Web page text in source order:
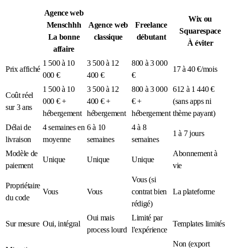
Agence web
Menschhh
La bonne
affaire
Agence web
classique
Freelance
débutant
Wix ou
Squarespace
À éviter
Prix affiché
1 500 à 10
000 €
3 500 à 12
400 €
800 à 3 000
€
17 à 40 €/mois
Coût réel
sur 3 ans
1 500 à 10
000 € +
hébergement
3 500 à 12
400 € +
hébergement
800 à 3 000
€ +
hébergement
612 à 1 440 €
(sans apps ni
thème payant)
Délai de
livraison
4 semaines en
moyenne
6 à 10
semaines
4 à 8
semaines
1 à 7 jours
Modèle de
paiement
Unique Unique Unique
Abonnement à
vie
Propriétaire
du code
Vous Vous
Vous (si
contrat bien
rédigé)
La plateforme
Sur mesure Oui, intégral
Oui mais
process lourd
Limité par
l'expérience
Templates limités
Non (export